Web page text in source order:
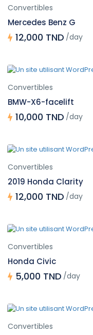
Convertibles
Mercedes Benz G
12,000 TND /day
Convertibles
BMW-X6-facelift
10,000 TND /day
Convertibles
2019 Honda Clarity
12,000 TND /day
Convertibles
Honda Civic
5,000 TND /day
Convertibles